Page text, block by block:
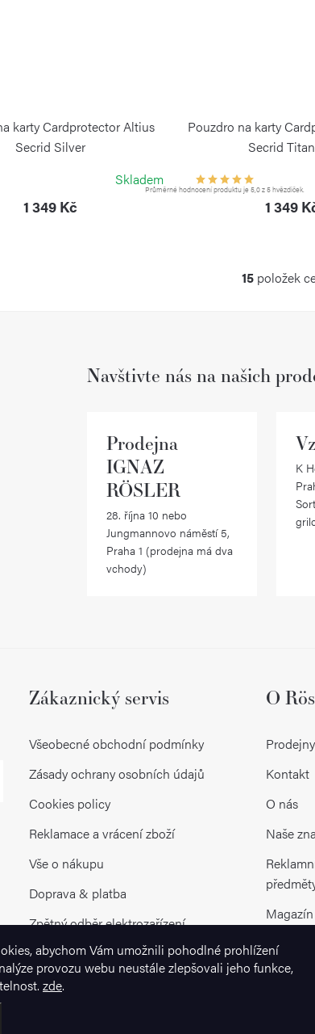
abychom Vám umožnili pohodlné prohlížení
provozu webu neustále zlepšovali jeho funkce,
zde.
karty Cardprotector Altius
Secrid Silver
Skladem
1 349 Kč
Pouzdro na karty
Secrid
Průměrné hodnocení produktu je 5,0 z 5 hvězdiček.
1 349
O
á
a
c
í
p
ý
i
s
u
15 položek
Navštivte nás na našich
Prodejna
IGNAZ
RÖSLER
28. října 10 nebo
Jungmannovo náměstí 5,
Praha 1 (prodejna má dva
vchody)
K
Zákaznický servis
Všeobecné obchodní podmínky
Zásady ochrany osobních údajů
Cookies policy
Reklamace a vrácení zboží
Vše o nákupu
Doprava & platba
Zpětný odběr elektrozařízení
O
Prodejny
Kontakt
O nás
Naše
Magazín